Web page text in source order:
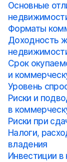
Основные
Форматы
Доходность
Срок
и
Уровень
Риски и
в
Риски при
Налоги,
владения
Инвестиции в